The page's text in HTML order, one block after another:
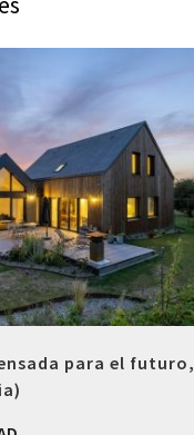
para el futuro,